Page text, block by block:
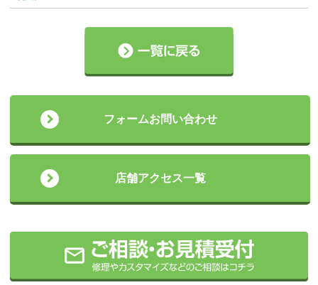
フォームお問い合わせ
店舗アクセス一覧